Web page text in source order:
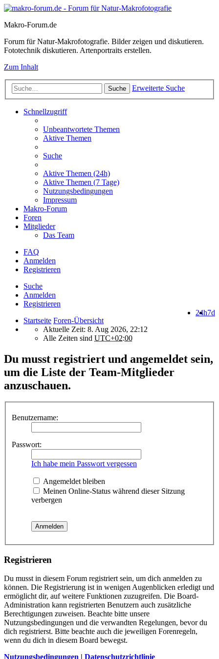
Makro-Forum.de
Forum für Natur-Makrofotografie. Bilder zeigen und diskutieren.
Fototechnik diskutieren. Artenportraits erstellen.
Zum Inhalt
Suche Erweiterte Suche
Schnellzugriff
Unbeantwortete Themen
Aktive Themen
Suche
Aktive Themen (24h)
Aktive Themen (7 Tage)
Nutzungsbedingungen
Impressum
Makro-Forum
Foren
Mitglieder
Das Team
FAQ
Anmelden
Registrieren
Suche
Anmelden
Registrieren
7d
24h
Startseite Foren-Übersicht
Aktuelle Zeit: 8. Aug 2026, 22:12
Alle Zeiten sind UTC+02:00
Du musst registriert und angemeldet sein,
um die Liste der Team-Mitglieder
anzuschauen.
Benutzername:
Passwort:
Ich habe mein Passwort vergessen
Angemeldet bleiben
Meinen Online-Status während dieser Sitzung
verbergen
Registrieren
Du musst in diesem Forum registriert sein, um dich anmelden zu
können. Die Registrierung ist in wenigen Augenblicken erledigt und
ermöglicht dir, auf weitere Funktionen zuzugreifen. Die Board-
Administration kann registrierten Benutzern auch zusätzliche
Berechtigungen zuweisen. Beachte bitte unsere
Nutzungsbedingungen und die verwandten Regelungen, bevor du
dich registrierst. Bitte beachte auch die jeweiligen Forenregeln,
wenn du dich in diesem Board bewegst.
Nutzungsbedingungen | Datenschutzrichtlinie